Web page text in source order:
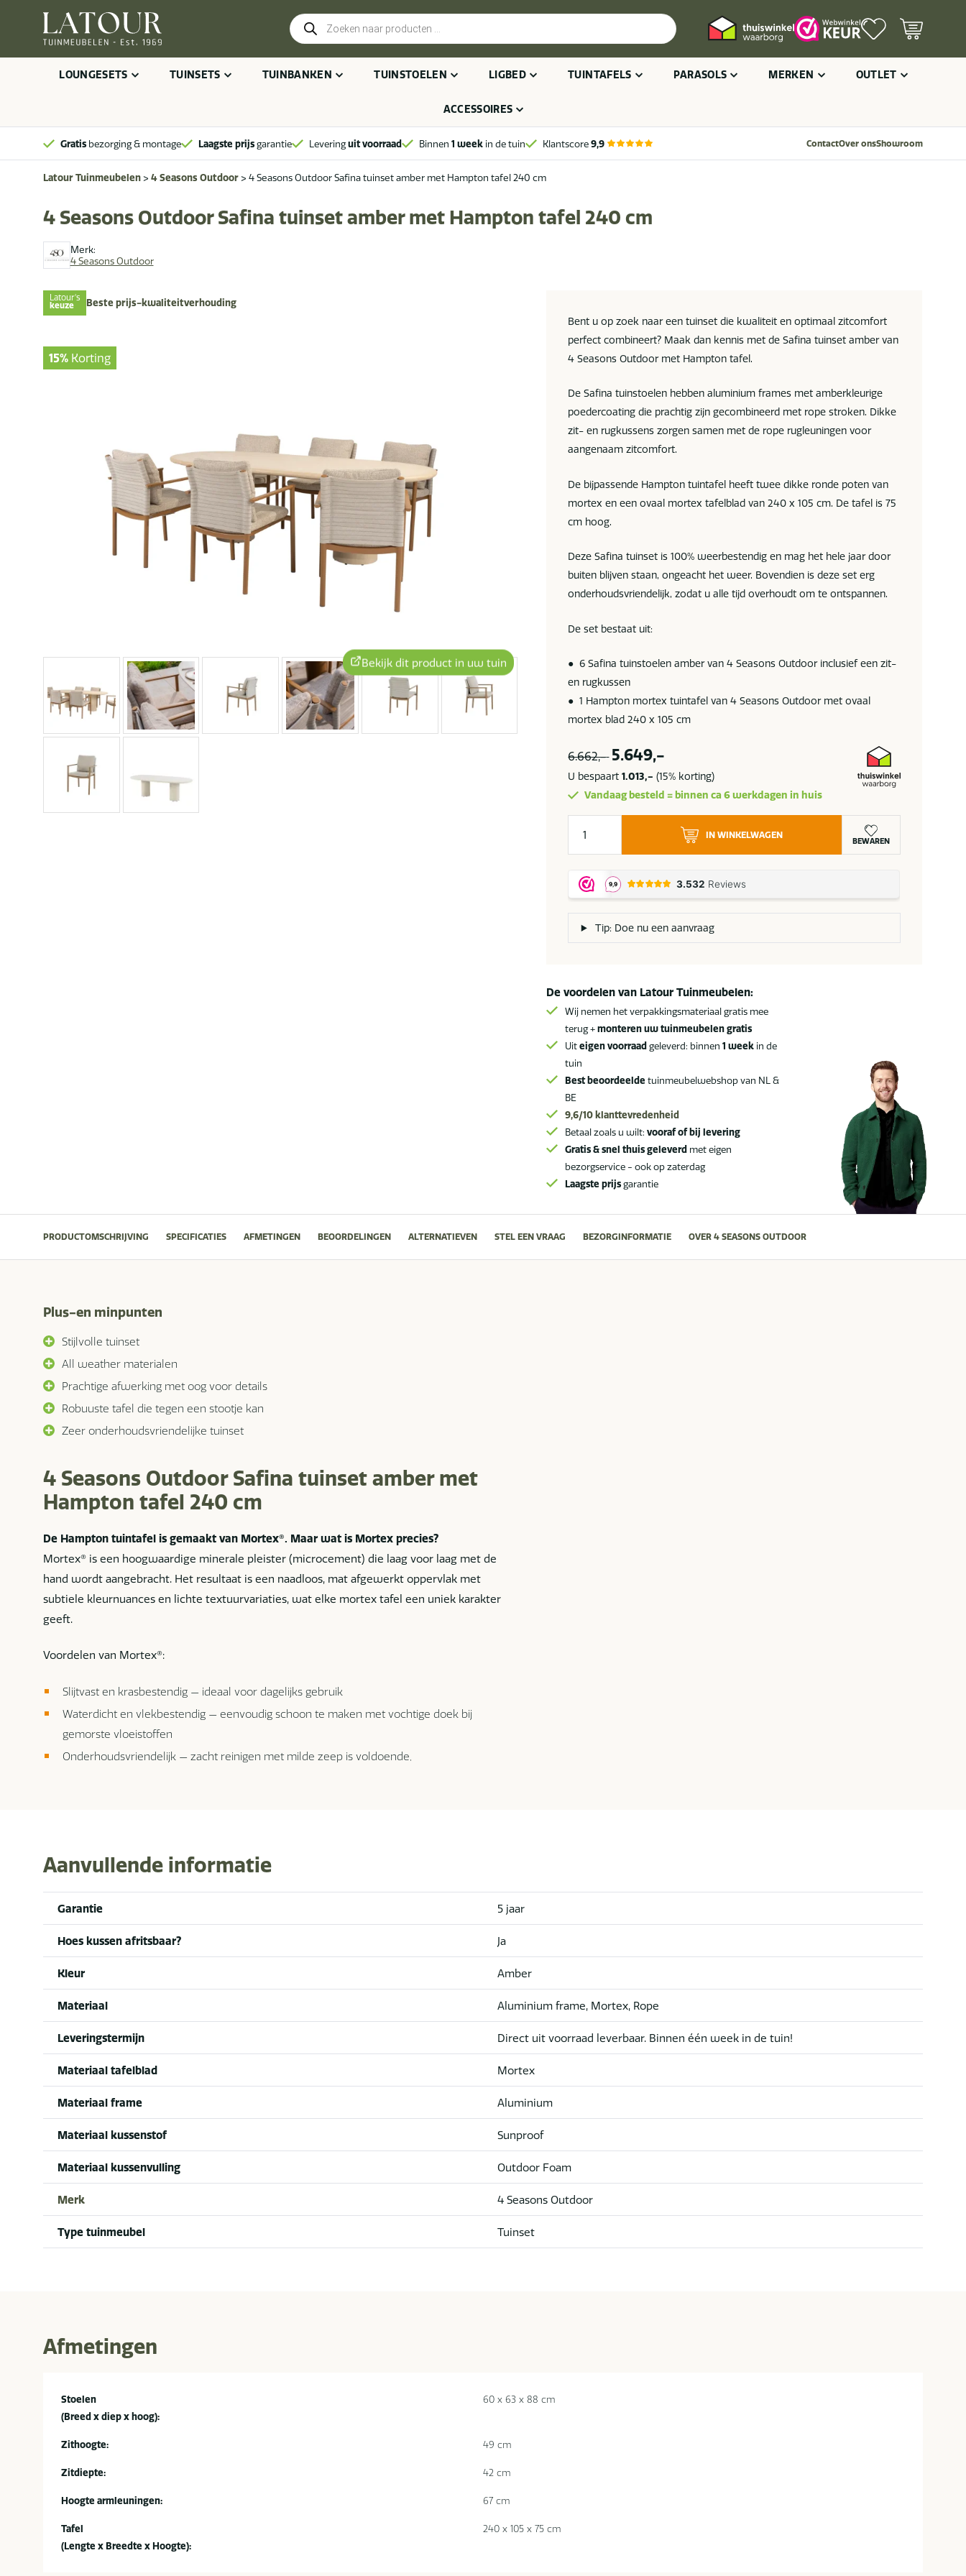
Producten
zoeken
LOUNGESETS TUINSETS TUINBANKEN TUINSTOELEN LIGBED TUINTAFELS PARASOLS MERKEN OUTLET
ACCESSOIRES
Gratis bezorging & montage Laagste prijsgarantie Leveringuit voorraad Binnen 1 week in de tuin Klantscore9,9 ContactOver onsShowroom
Latour Tuinmeubelen> 4 Seasons Outdoor> 4 Seasons Outdoor Safina tuinset amber met Hampton tafel 240 cm
Merk:
4 Seasons Outdoor
4 Seasons Outdoor Safina tuinset amber met Hampton tafel 240 cm
Latour's
keuze Beste prijs-kwaliteitverhouding
15% Korting
Bekijk dit product in uw tuin
Bent u op zoek naar een tuinset die kwaliteit en optimaal zitcomfort
perfect combineert? Maak dan kennis met de Safina tuinset amber van
4 Seasons Outdoor met Hampton tafel.
De Safina tuinstoelen hebben aluminium frames met amberkleurige
poedercoating die prachtig zijn gecombineerd met rope stroken. Dikke
zit- en rugkussens zorgen samen met de rope rugleuningen voor
aangenaam zitcomfort.
De bijpassende Hampton tuintafel heeft twee dikke ronde poten van
mortex en een ovaal mortex tafelblad van 240 x 105 cm. De tafel is 75
cm hoog.
Deze Safina tuinset is 100% weerbestendig en mag het hele jaar door
buiten blijven staan, ongeacht het weer. Bovendien is deze set erg
onderhoudsvriendelijk, zodat u alle tijd overhoudt om te ontspannen.
De set bestaat uit:
● 6 Safina tuinstoelen amber van 4 Seasons Outdoor inclusief een zit-
en rugkussen
● 1 Hampton mortex tuintafel van 4 Seasons Outdoor met ovaal
mortex blad 240 x 105 cm
6.662,- 5.649,-
U bespaart1.013,- (15% korting)
Vandaag besteld = binnen ca 6 werkdagen in huis
Seasons
Safina
tuinset
amber
240
cm
aantal
IN WINKELWAGEN
BEWAREN
Tip: Doe nu een aanvraag
De voordelen van Latour Tuinmeubelen:
Wij nemen het verpakkingsmateriaal gratis mee
terug +monteren uw tuinmeubelen gratis
Uiteigen voorraad geleverd: binnen1 week in de
tuin
Best beoordeelde tuinmeubelwebshop van NL &
BE
9,6/10 klanttevredenheid
Betaal zoals u wilt:vooraf of bij levering
Gratis & snel thuis geleverd met eigen
bezorgservice - ook op zaterdag
Laagste prijsgarantie
PRODUCTOMSCHRIJVING SPECIFICATIES AFMETINGEN BEOORDELINGEN ALTERNATIEVEN STEL EEN VRAAG BEZORGINFORMATIE OVER 4 SEASONS OUTDOOR
Plus-en minpunten
Stijlvolle tuinset
All weather materialen
Prachtige afwerking met oog voor details
Robuuste tafel die tegen een stootje kan
Zeer onderhoudsvriendelijke tuinset
4 Seasons Outdoor Safina tuinset amber met
Hampton tafel 240 cm
De Hampton tuintafel is gemaakt van Mortex®. Maar wat is Mortex precies?
Mortex® is een hoogwaardige minerale pleister (microcement) die laag voor laag met de
hand wordt aangebracht. Het resultaat is een naadloos, mat afgewerkt oppervlak met
subtiele kleurnuances en lichte textuurvariaties, wat elke mortex tafel een uniek karakter
geeft.
Voordelen van Mortex®:
Slijtvast en krasbestendig — ideaal voor dagelijks gebruik
Waterdicht en vlekbestendig — eenvoudig schoon te maken met vochtige doek bij
gemorste vloeistoffen
Onderhoudsvriendelijk — zacht reinigen met milde zeep is voldoende,
Aanvullende informatie
Garantie 5 jaar
Hoes kussen afritsbaar? Ja
Kleur Amber
Materiaal Aluminium frame, Mortex, Rope
Leveringstermijn Direct uit voorraad leverbaar. Binnen één week in de tuin!
Materiaal tafelblad Mortex
Materiaal frame Aluminium
Materiaal kussenstof Sunproof
Materiaal kussenvulling Outdoor Foam
Merk 4 Seasons Outdoor
Type tuinmeubel Tuinset
Afmetingen
Stoelen
(Breed x diep x hoog):
60 x 63 x 88 cm
Zithoogte: 49 cm
Zitdiepte: 42 cm
Hoogte armleuningen: 67 cm
Tafel
(Lengte x Breedte x Hoogte):
240 x 105 x 75 cm